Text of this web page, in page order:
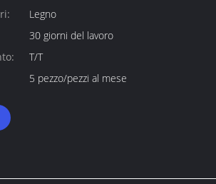
Legno
30 giorni del lavoro
T/T
5 pezzo/pezzi al mese